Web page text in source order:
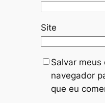
Site
Salvar
navegador
que eu